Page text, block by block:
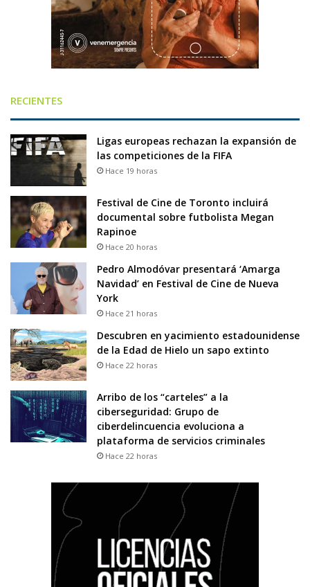
RECIENTES
Ligas europeas rechazan la expansión de
las competiciones de la FIFA
Hace 19 horas
Festival de Cine de Toronto incluirá
documental sobre futbolista Megan
Rapinoe
Hace 20 horas
Pedro Almodóvar presentará ‘Amarga
Navidad’ en Festival de Cine de Nueva
York
Hace 21 horas
Descubren en yacimiento estadounidense
de la Edad de Hielo un sapo extinto
Hace 22 horas
Arribo de los “carteles” a la
ciberseguridad: Grupo de
ciberdelincuencia evoluciona a
plataforma de servicios criminales
Hace 22 horas